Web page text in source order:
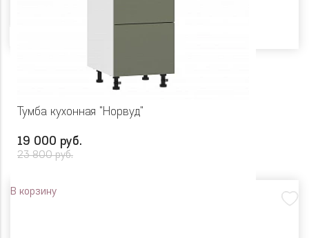
Тумба кухонная "Норвуд"
19 000 руб.
23 800 руб.
В корзину